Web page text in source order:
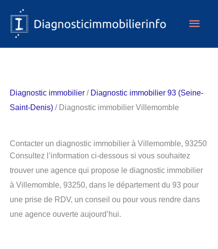
contenu
Diagnostic immobilier / Diagnostic immobilier 93 (Seine-
Saint-Denis) / Diagnostic immobilier Villemomble
Contacter un diagnostic immobilier à Villemomble, 93250
Consultez l’information ci-dessous si vous souhaitez
trouver une agence qui propose le diagnostic immobilier
à Villemomble, 93250, dans le département du 93 pour
une prise de RDV, un conseil ou pour vous rendre dans
une agence ouverte aujourd’hui.